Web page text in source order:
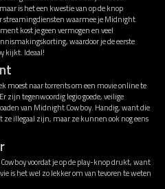
is het een kwestie van op de knop
streamingdiensten waarmee je Midnight
kost je geen vermogen en veel
waardoor je de eerste
kijkt. Ideaal!
moest naar torrents om een movie online te
zijn tegenwoordig legio goede, veilige
van Midnight Cowboy. Handig, want die
illegaal zijn, maar ze kunnen ook nog eens
voordat je op de play-knop drukt, want
is het wel zo lekker om van tevoren te weten